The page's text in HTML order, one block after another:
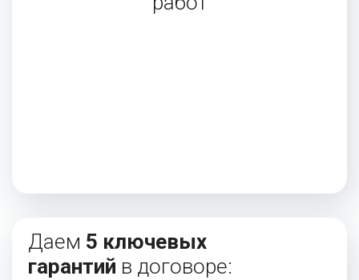
Даем 5 ключевых
гарантий в договоре: